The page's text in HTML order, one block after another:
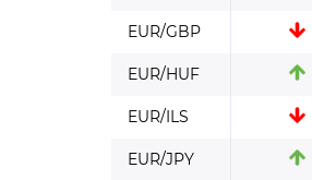
EUR/GBP
EUR/HUF
EUR/ILS
EUR/JPY